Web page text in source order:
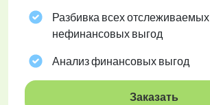
Разбивка всех отслеживаемых
нефинансовых выгод
Анализ финансовых выгод
Заказать